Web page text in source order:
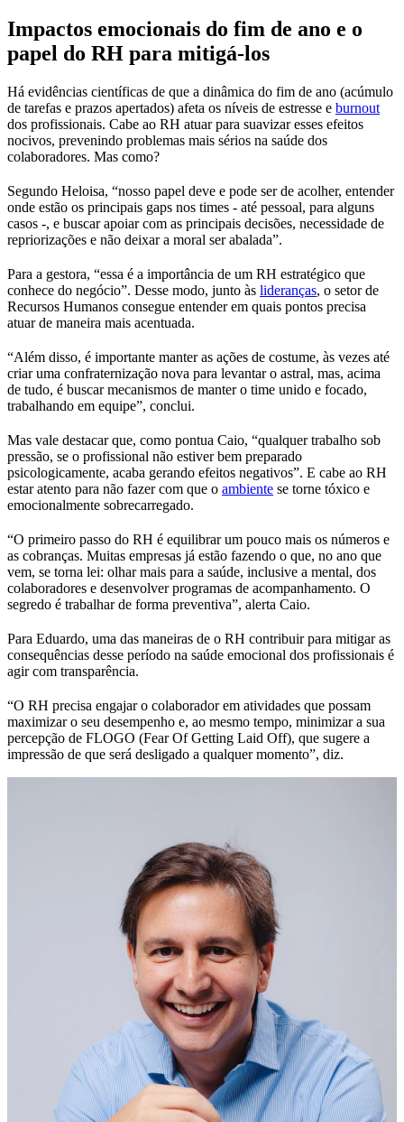
Impactos emocionais do fim de ano e o
papel do RH para mitigá-los
Há evidências científicas de que a dinâmica do fim de ano (acúmulo
de tarefas e prazos apertados) afeta os níveis de estresse e burnout
dos profissionais. Cabe ao RH atuar para suavizar esses efeitos
nocivos, prevenindo problemas mais sérios na saúde dos
colaboradores. Mas como?
Segundo Heloisa, “nosso papel deve e pode ser de acolher, entender
onde estão os principais gaps nos times - até pessoal, para alguns
casos -, e buscar apoiar com as principais decisões, necessidade de
repriorizações e não deixar a moral ser abalada”.
Para a gestora, “essa é a importância de um RH estratégico que
conhece do negócio”. Desse modo, junto às lideranças, o setor de
Recursos Humanos consegue entender em quais pontos precisa
atuar de maneira mais acentuada.
“Além disso, é importante manter as ações de costume, às vezes até
criar uma confraternização nova para levantar o astral, mas, acima
de tudo, é buscar mecanismos de manter o time unido e focado,
trabalhando em equipe”, conclui.
Mas vale destacar que, como pontua Caio, “qualquer trabalho sob
pressão, se o profissional não estiver bem preparado
psicologicamente, acaba gerando efeitos negativos”. E cabe ao RH
estar atento para não fazer com que o ambiente se torne tóxico e
emocionalmente sobrecarregado.
“O primeiro passo do RH é equilibrar um pouco mais os números e
as cobranças. Muitas empresas já estão fazendo o que, no ano que
vem, se torna lei: olhar mais para a saúde, inclusive a mental, dos
colaboradores e desenvolver programas de acompanhamento. O
segredo é trabalhar de forma preventiva”, alerta Caio.
Para Eduardo, uma das maneiras de o RH contribuir para mitigar as
consequências desse período na saúde emocional dos profissionais é
agir com transparência.
“O RH precisa engajar o colaborador em atividades que possam
maximizar o seu desempenho e, ao mesmo tempo, minimizar a sua
percepção de FLOGO (Fear Of Getting Laid Off), que sugere a
impressão de que será desligado a qualquer momento”, diz.